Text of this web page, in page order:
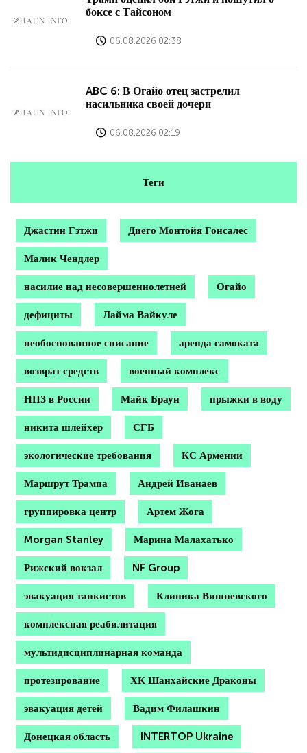
боксе с Тайсоном
06.08.2026 02:38
ABC 6: В Огайо отец застрелил
насильника своей дочери
06.08.2026 02:19
Теги
Джастин Гэтжи Диего Монтойя Гонсалес
Малик Чендлер
насилие над несовершеннолетней Огайо
дефициты Лайма Вайкуле
необоснованное списание аренда самоката
возврат средств военный комплекс
НПЗ в России Майк Браун прыжки в воду
никита шлейхер СГБ
экологические требования КС Армении
Маршрут Трампа Андрей Иванаев
группировка центр Артем Жога
Morgan Stanley Марина Малахатько
Рижский вокзал NF Group
эвакуация танкистов Клиника Вишневского
комплексная реабилитация
мультидисциплинарная команда
протезирование ХК Шанхайские Драконы
эвакуация детей Вадим Филашкин
Донецкая область INTERTOP Ukraine